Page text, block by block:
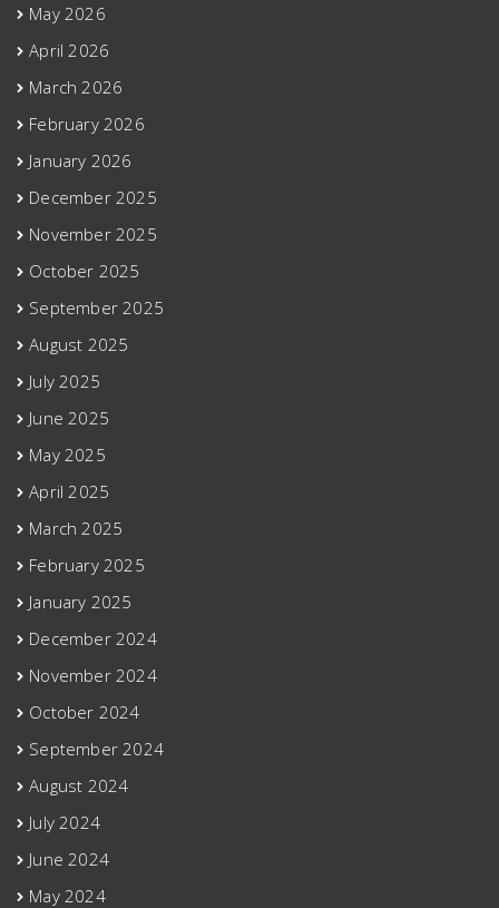
May 2026
April 2026
March 2026
February 2026
January 2026
December 2025
November 2025
October 2025
September 2025
August 2025
July 2025
June 2025
May 2025
April 2025
March 2025
February 2025
January 2025
December 2024
November 2024
October 2024
September 2024
August 2024
July 2024
June 2024
May 2024